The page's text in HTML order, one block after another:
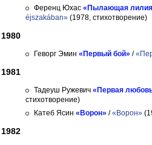
Ференц Юхас «Пылающая лилия
éjszakában» (1978, стихотворение)
1980
Геворг Эмин «Первый бой» /
1981
Тадеуш Ружевич «Первая
стихотворение)
Катеб Ясин «Ворон» /«Ворон»
1982